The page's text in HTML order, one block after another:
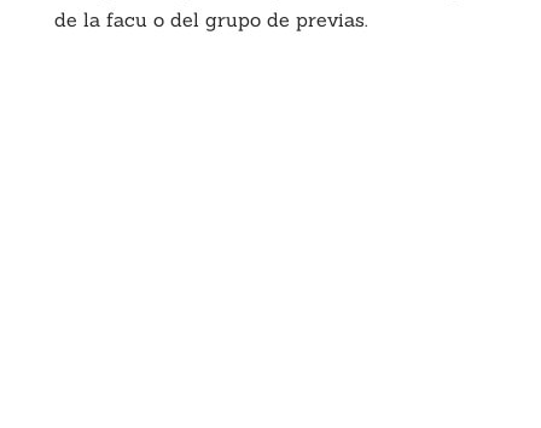
de la facu o del grupo de previas.